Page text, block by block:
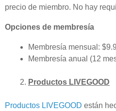
precio de miembro. No hay
Opciones de membresía
Membresía mensual:
Membresía anual (12
Productos LIVEGOOD
Productos LIVEGOOD están